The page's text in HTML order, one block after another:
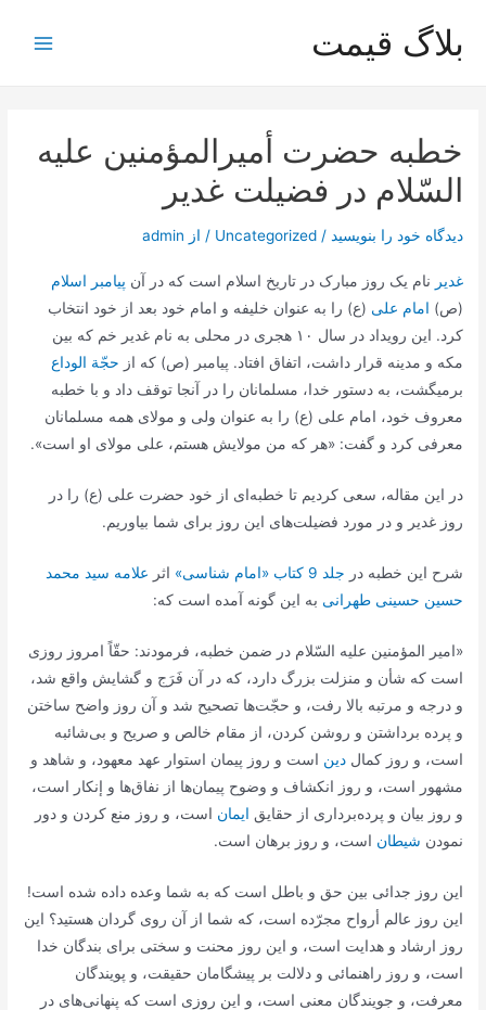
محتوا
بلاگ قیمت
خطبه حضرت أمیرالمؤمنین علیه
السّلام در فضیلت غدیر
دیدگاه‌ خود را بنویسید /
Uncategorized / از admin
غدیر نام یک روز مبارک در تاریخ اسلام است که در آن پیامبر اسلام
(ص) امام علی (ع) را به عنوان خلیفه و امام خود بعد از خود انتخاب
کرد. این رویداد در سال ۱۰ هجری در محلی به نام غدیر خم که بین
مکه و مدینه قرار داشت، اتفاق افتاد. پیامبر (ص) که از حجّة الوداع
برمیگشت، به دستور خدا، مسلمانان را در آنجا توقف داد و با خطبه
معروف خود، امام علی (ع) را به عنوان ولی و مولای همه مسلمانان
معرفی کرد و گفت: «هر که من مولایش هستم، علی مولای او است».
در این مقاله، سعی کردیم تا خطبه‌ای از خود حضرت علی (ع) را در
روز غدیر و در مورد فضیلت‌های این روز برای شما بیاوریم.
شرح این خطبه در جلد 9 کتاب «امام شناسی» اثر علامه سید محمد
حسین حسینی طهرانی به این گونه آمده است که:
«امیر المؤمنین علیه السّلام در ضمن خطبه، فرمودند: حقّاً امروز روزى
است كه شأن و منزلت بزرگ دارد، كه در آن فَرَج و گشایش واقع شد،
و درجه و مرتبه بالا رفت، و حجّت‌ها تصحیح شد و آن روز واضح ساختن
و پرده برداشتن و روشن كردن، از مقام خالص و صریح و بى‌شائبه
است، و روز كمالدین است و روز پیمان استوار عهد معهود، و شاهد و
مشهور است، و روز انكشاف و وضوح پیمان‌ها از نفاق‌ها و إنكار است،
و روز بیان و پرده‌بردارى از حقایق ایمان است، و روز منع كردن و دور
نمودن شیطان است، و روز برهان است.
این روز جدائى بین حق و باطل است كه به شما وعده داده شده است!
این روز عالم أرواح مجرّده است، كه شما از آن روى گردان هستید؟ این
روز ارشاد و هدایت است، و این روز محنت و سختى براى بندگان خدا
است، و روز راهنمائى و دلالت بر پیشگامان حقیقت، و پویندگان
معرفت، و جویندگان معنى است، و این روزى است كه پنهانى‌هاى در